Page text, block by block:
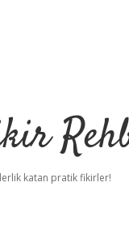
katan pratik fikirler!